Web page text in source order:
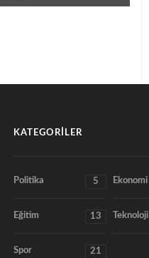
KATEGORILER
Politika 5 Ekonomi
Eğitim 13 Teknoloji
Spor 21